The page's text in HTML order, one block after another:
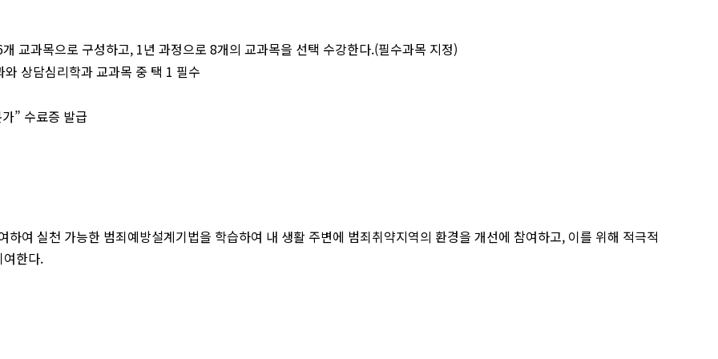
교과목으로 구성하고, 1년 과정으로 8개의 교과목을 선택 수강한다.(필수과목 지정)
상담심리학과 교과목 중 택 1 필수
” 수료증 발급
여 실천 가능한 범죄예방설계기법을 학습하여 내 생활 주변에 범죄취약지역의 환경을 개선에 참여하고, 이를 위해 적극적
한다.